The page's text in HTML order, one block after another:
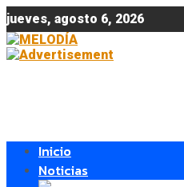
jueves, agosto 6, 2026
Inicio
Noticias